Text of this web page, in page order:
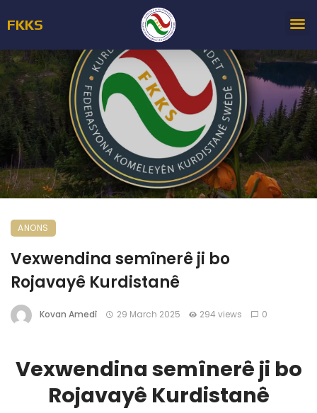
FKKS
ANONS
Vexwendina semînerê ji bo
Rojavayê Kurdistanê
Kovan Amedî 29 March 2025 294 views 0
Vexwendina semînerê ji bo
Rojavayê Kurdistanê